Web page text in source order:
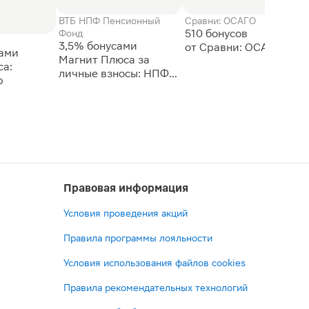
ВТБ НПФ Пенсионный
Фонд
3,5% бонусами
Магнит Плюса за
личные взносы: НПФ
Сравни: ОСАГО
510 бонусов
Правовая информация
Условия проведения акций
Правила программы лояльности
Условия использования файлов cookies
Правила рекомендательных технологий